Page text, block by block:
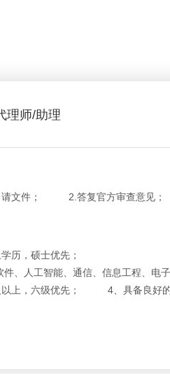
理师/助理
文件； 2.答复官方审查意见；
历，硕士优先；
件、人工智能、通信、信息工程、电
上，六级优先；
4、具备良好